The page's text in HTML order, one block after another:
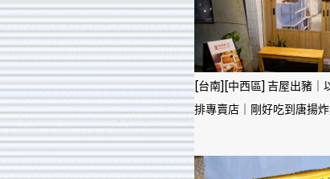
[台南][中西區] 吉屋出豬｜
排專賣店｜剛好吃到唐揚